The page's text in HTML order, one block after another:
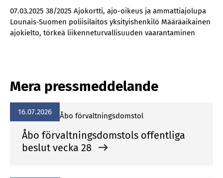
07.03.2025 38/2025 Ajokortti, ajo-oikeus ja ammattiajolupa
Lounais-Suomen poliisilaitos yksityishenkilö Määräaikainen
ajokielto, törkeä liikenneturvallisuuden vaarantaminen
Mera pressmeddelande
16.07.2026 Åbo förvaltningsdomstol
Åbo förvaltningsdomstols offentliga
beslut vecka 28